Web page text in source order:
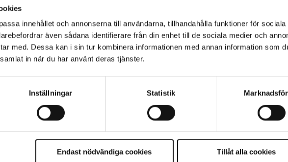
innehållet och annonserna till användarna, tillhandahålla funktioner för sociala
även sådana identifierare från din enhet till de sociala medier och
med. Dessa kan i sin tur kombinera informationen med annan information som
in när du har använt deras tjänster.
Inställningar Statistik
Endast nödvändiga cookies Tillåt alla cookies
för
på utgivningstakten i år och ta bort det
i mitten av mars. Samtidigt flyttar
till att komma ut i maj i stället.
första nummer, som nyligen damp
kan variera beroende på antal
sparar omkring 300.000 kronor i
Mats